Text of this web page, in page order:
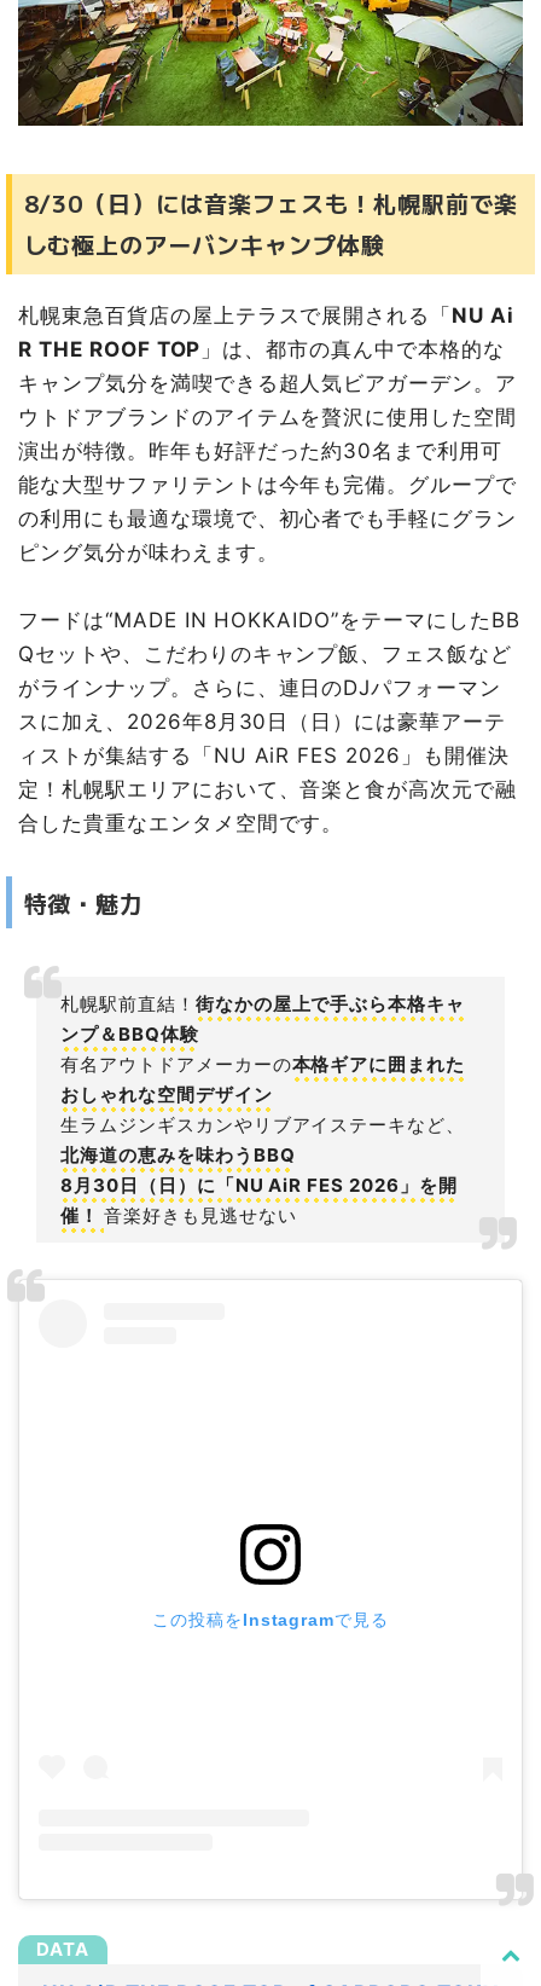
8/30（日）には音楽フェスも！札幌駅前で楽
しむ極上のアーバンキャンプ体験
札幌東急百貨店の屋上テラスで展開される「NU Ai
R THE ROOF TOP 」は、都市の真ん中で本格的な
キャンプ気分を満喫できる超人気ビアガーデン。ア
ウトドアブランドのアイテムを贅沢に使用した空間
演出が特徴。昨年も好評だった約30名まで利用可
能な大型サファリテントは今年も完備。グループで
の利用にも最適な環境で、初心者でも手軽にグラン
ピング気分が味わえます。
フードは“MADE IN HOKKAIDO”をテーマにしたBB
Qセットや、こだわりのキャンプ飯、フェス飯など
がラインナップ。さらに、連日のDJパフォーマン
スに加え、2026年8月30日（日）には豪華アーテ
ィストが集結する「NU AiR FES 2026」も開催決
定！札幌駅エリアにおいて、音楽と食が高次元で融
合した貴重なエンタメ空間です。
特徴・魅力
札幌駅前直結！ 街なかの屋上で手ぶら本格キャ
ンプ＆BBQ体験
有名アウトドアメーカーの本格ギアに囲まれた
おしゃれな空間デザイン
生ラムジンギスカンやリブアイステーキなど、
北海道の恵みを味わうBBQ
8月30日（日）に「NU AiR FES 2026」を開
催！ 音楽好きも見逃せない
この投稿をInstagramで見る